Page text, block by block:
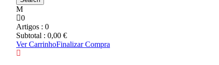
0
Artigos : 0
Subtotal : 0,00 €
Ver CarrinhoFinalizar Compra